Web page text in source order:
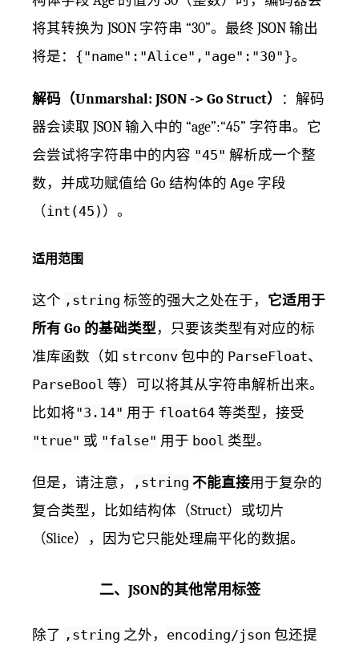
将其转换为 JSON 字符串 “30”。最终 JSON 输出
将是： {"name":"Alice","age":"30"}。
解码（Unmarshal: JSON -> Go Struct）
：解码
器会读取 JSON 输入中的 “age”:“45” 字符串。它
会尝试将字符串中的内容 "45" 解析成一个整
数，并成功赋值给 Go 结构体的 Age 字段
（int(45) ）。
适用范围
这个 ,string 标签的强大之处在于， 它适用于
所有 Go 的基础类型 ，只要该类型有对应的标
准库函数（如 strconv 包中的 ParseFloat、
ParseBool 等）可以将其从字符串解析出来。
比如将"3.14" 用于 float64 等类型，接受
"true" 或 "false" 用于 bool 类型。
但是，请注意， ,string 不能直接用于复杂的
复合类型，比如结构体（Struct）或切片
（Slice），因为它只能处理扁平化的数据。
二、JSON的其他常用标签
除了 ,string 之外， encoding/json 包还提